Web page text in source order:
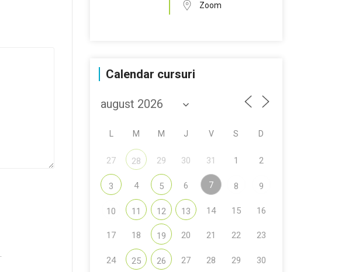
Zoom
Calendar cursuri
M M J V S D
27 28 29 30 31 1 2
3 4 5 6 7 8 9
10 11 12 13 14 15 16
17 18 19 20 21 22 23
24 25 26 27 28 29 30